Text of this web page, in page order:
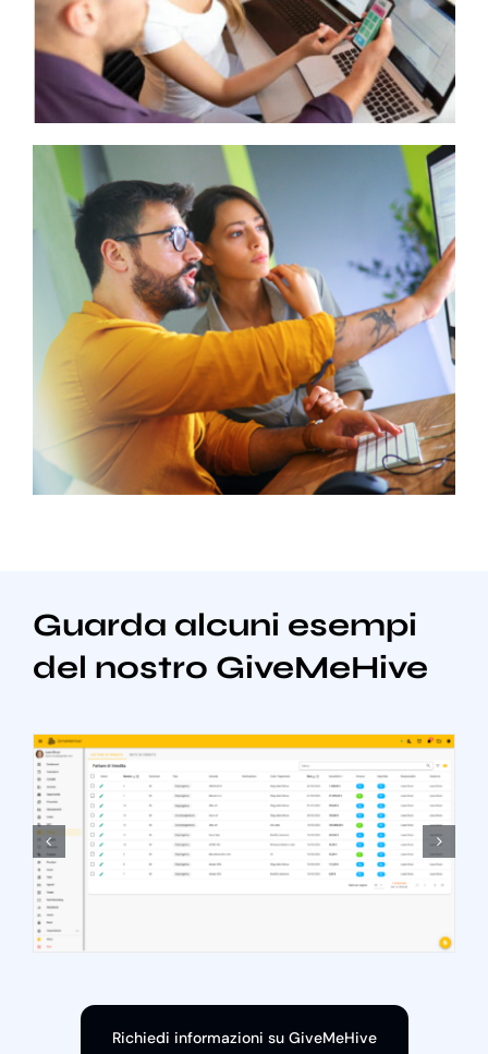
Guarda alcuni esempi
del nostro GiveMeHive
Richiedi informazioni su GiveMeHive